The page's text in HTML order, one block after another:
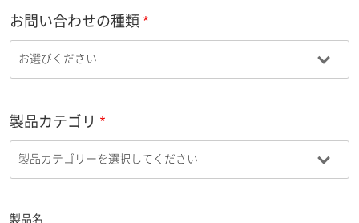
お問い合わせの種類
製品カテゴリ
製品名